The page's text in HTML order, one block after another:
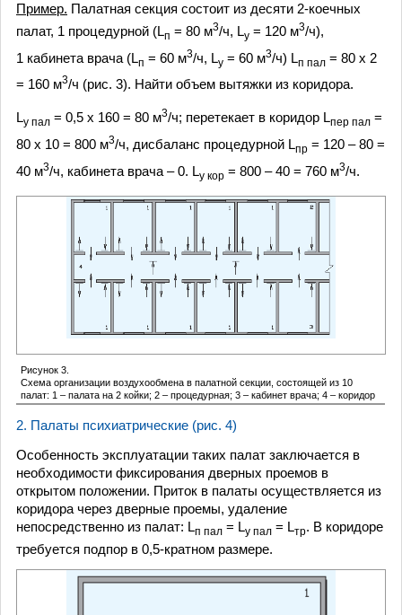
Пример. Палатная секция состоит из десяти 2-коечных
палат, 1 процедурной (Lп = 80 м3/ч, Lу = 120 м3/ч),
1 кабинета врача (Lп = 60 м3/ч, Lу = 60 м3/ч) Lп пал = 80 х 2
= 160 м3/ч (рис. 3). Найти объем вытяжки из коридора.
Lу пал = 0,5 х 160 = 80 м3/ч; перетекает в коридор Lпер пал =
80 х 10 = 800 м3/ч, дисбаланс процедурной Lпр = 120 – 80 =
40 м3/ч, кабинета врача – 0. Lу кор = 800 – 40 = 760 м3/ч.
Рисунок 3.
Схема организации воздухообмена в палатной секции, состоящей из 10
палат: 1 – палата на 2 койки; 2 – процедурная; 3 – кабинет врача; 4 – коридор
2. Палаты психиатрические (рис. 4)
Особенность эксплуатации таких палат заключается в
необходимости фиксирования дверных проемов в
открытом положении. Приток в палаты осуществляется из
коридора через дверные проемы, удаление
непосредственно из палат: Lп пал = Lу пал = Lтр. В коридоре
требуется подпор в 0,5-кратном размере.